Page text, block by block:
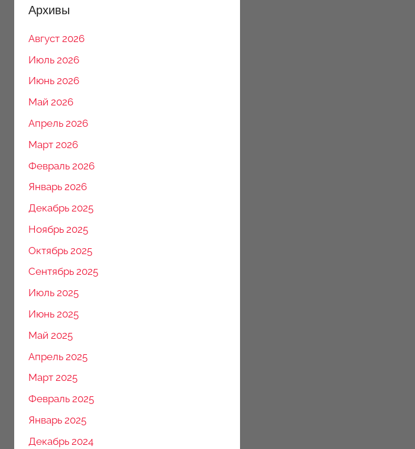
Архивы
Август 2026
Июль 2026
Июнь 2026
Май 2026
Апрель 2026
Март 2026
Февраль 2026
Январь 2026
Декабрь 2025
Ноябрь 2025
Октябрь 2025
Сентябрь 2025
Июль 2025
Июнь 2025
Май 2025
Апрель 2025
Март 2025
Февраль 2025
Январь 2025
Декабрь 2024